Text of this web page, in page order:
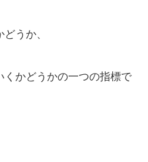
うか、
くかどうかの一つの指標で